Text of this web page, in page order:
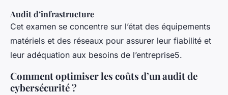
Audit d’infrastructure
Cet examen se concentre sur l’état des équipements
matériels et des réseaux pour assurer leur fiabilité et
leur adéquation aux besoins de l’entreprise5.
Comment optimiser les coûts d’un audit de
cybersécurité ?